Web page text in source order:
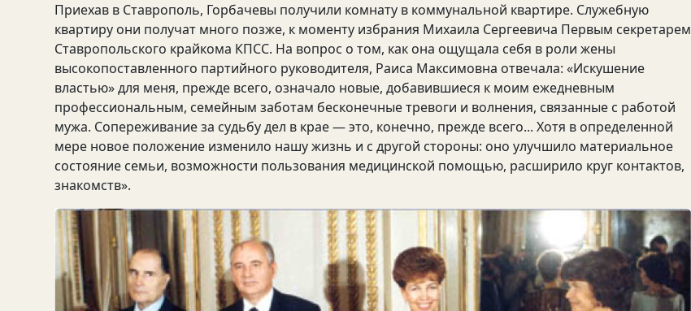
Приехав в Ставрополь, Горбачевы получили комнату в коммунальной квартире. Служебную
квартиру они получат много позже, к моменту избрания Михаила Сергеевича Первым секретарем
Ставропольского крайкома КПСС. На вопрос о том, как она ощущала себя в роли жены
высокопоставленного партийного руководителя, Раиса Максимовна отвечала: «Искушение
властью» для меня, прежде всего, означало новые, добавившиеся к моим ежедневным
профессиональным, семейным заботам бесконечные тревоги и волнения, связанные с работой
мужа. Сопереживание за судьбу дел в крае — это, конечно, прежде всего... Хотя в определенной
мере новое положение изменило нашу жизнь и с другой стороны: оно улучшило материальное
состояние семьи, возможности пользования медицинской помощью, расширило круг контактов,
знакомств».